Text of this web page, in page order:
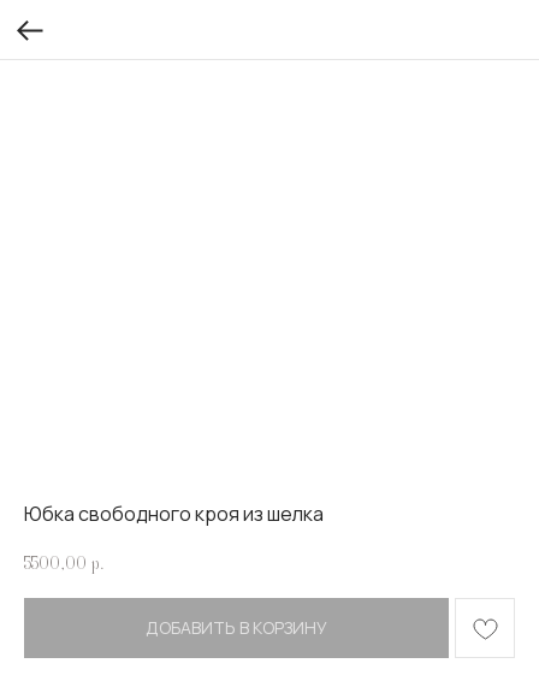
Юбка свободного кроя из шелка
5500,00 р.
ДОБАВИТЬ В КОРЗИНУ